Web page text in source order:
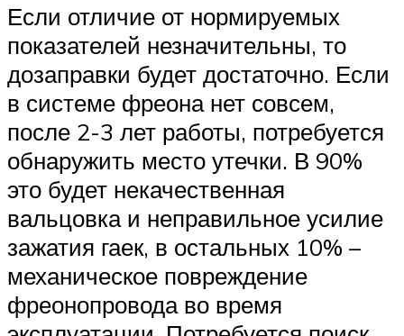
Если отличие от нормируемых
показателей незначительны, то
дозаправки будет достаточно. Если
в системе фреона нет совсем,
после 2-3 лет работы, потребуется
обнаружить место утечки. В 90%
это будет некачественная
вальцовка и неправильное усилие
зажатия гаек, в остальных 10% –
механическое повреждение
фреонопровода во время